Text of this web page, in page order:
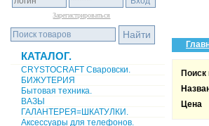
Зарегистрироваться
КАТАЛОГ.
CRYSTOCRAFT Сваровски.
БИЖУТЕРИЯ
Бытовая техника.
ВАЗЫ
ГАЛАНТЕРЕЯ=ШКАТУЛКИ.
Аксессуары для телефонов.
Поиск
Цена